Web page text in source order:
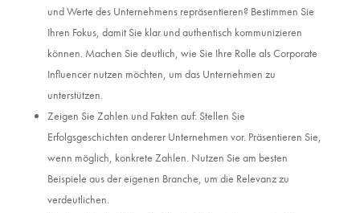
und Werte des Unternehmens repräsentieren? Bestimmen Sie
Ihren Fokus, damit Sie klar und authentisch kommunizieren
können. Machen Sie deutlich, wie Sie Ihre Rolle als Corporate
Influencer nutzen möchten, um das Unternehmen zu
unterstützen.
Zeigen Sie Zahlen und Fakten auf: Stellen Sie
Erfolgsgeschichten anderer Unternehmen vor. Präsentieren Sie,
wenn möglich, konkrete Zahlen. Nutzen Sie am besten
Beispiele aus der eigenen Branche, um die Relevanz zu
verdeutlichen.